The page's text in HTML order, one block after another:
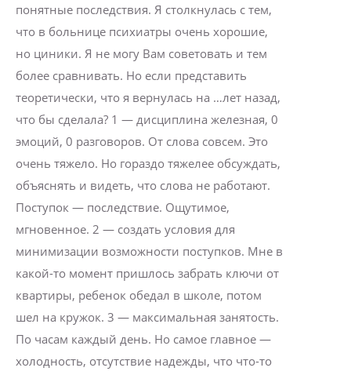
понятные последствия. Я столкнулась с тем,
что в больнице психиатры очень хорошие,
но циники. Я не могу Вам советовать и тем
более сравнивать. Но если представить
теоретически, что я вернулась на …лет назад,
что бы сделала? 1 — дисциплина железная, 0
эмоций, 0 разговоров. От слова совсем. Это
очень тяжело. Но гораздо тяжелее обсуждать,
объяснять и видеть, что слова не работают.
Поступок — последствие. Ощутимое,
мгновенное. 2 — создать условия для
минимизации возможности поступков. Мне в
какой-то момент пришлось забрать ключи от
квартиры, ребенок обедал в школе, потом
шел на кружок. 3 — максимальная занятость.
По часам каждый день. Но самое главное —
холодность, отсутствие надежды, что что-то